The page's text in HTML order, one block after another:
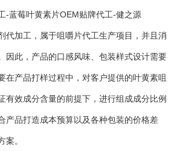
加工，属于咀嚼片代工生产项目，并且消
因此，产品的口感风味、包装样式设计需要
在产品打样过程中，对客户提供的叶黄素咀
有效成分含量的前提下，进行组成成分比例
产品打造成本预算以及各种包装的价格差
案。